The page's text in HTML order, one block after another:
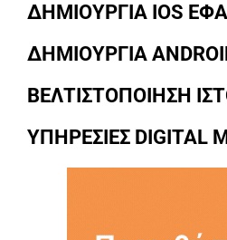
ΔΗΜΙΟΥΡΓΙΑ IOS
ΔΗΜΙΟΥΡΓΙΑ
ΒΕΛΤΙΣΤΟΠΟΙΗΣΗ
ΥΠΗΡΕΣΙΕΣ DIGITAL